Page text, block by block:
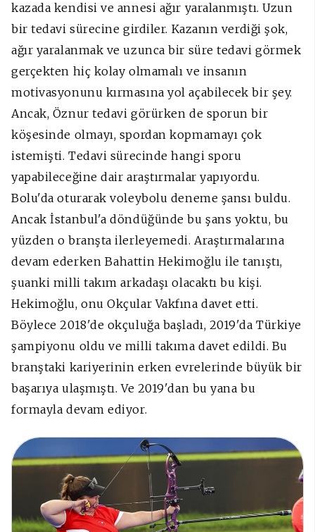
kazada kendisi ve annesi ağır yaralanmıştı. Uzun
bir tedavi sürecine girdiler. Kazanın verdiği şok,
ağır yaralanmak ve uzunca bir süre tedavi görmek
gerçekten hiç kolay olmamalı ve insanın
motivasyonunu kırmasına yol açabilecek bir şey.
Ancak, Öznur tedavi görürken de sporun bir
köşesinde olmayı, spordan kopmamayı çok
istemişti. Tedavi sürecinde hangi sporu
yapabileceğine dair araştırmalar yapıyordu.
Bolu'da oturarak voleybolu deneme şansı buldu.
Ancak İstanbul'a döndüğünde bu şans yoktu, bu
yüzden o branşta ilerleyemedi. Araştırmalarına
devam ederken Bahattin Hekimoğlu ile tanıştı,
şuanki milli takım arkadaşı olacaktı bu kişi.
Hekimoğlu, onu Okçular Vakfına davet etti.
Böylece 2018'de okçuluğa başladı, 2019'da Türkiye
şampiyonu oldu ve milli takıma davet edildi. Bu
branştaki kariyerinin erken evrelerinde büyük bir
başarıya ulaşmıştı. Ve 2019'dan bu yana bu
formayla devam ediyor.